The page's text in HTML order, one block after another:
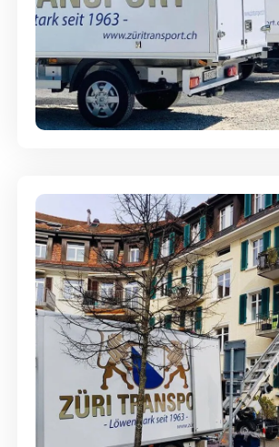
Möbellagerung - Alles
aufbewahrt